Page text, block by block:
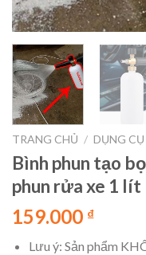
TRANG CHỦ / DỤNG
Bình phun tạo
phun rửa xe 1 lít
159.000 ₫
Lưu ý: Sản phẩm